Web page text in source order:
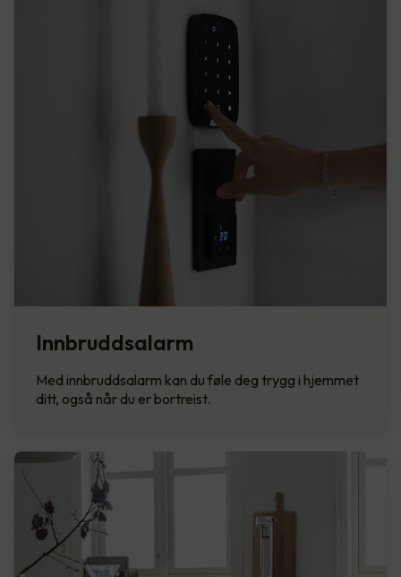
Innbruddsalarm
Med innbruddsalarm kan du føle deg trygg i hjemmet
ditt, også når du er bortreist.